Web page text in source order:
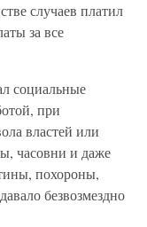
случаев платил
за все
социальные
при
властей или
часовни и даже
похороны,
безвозмездно